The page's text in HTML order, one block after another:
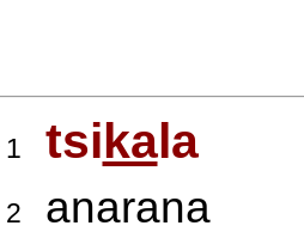
1 tsikala
2 anarana